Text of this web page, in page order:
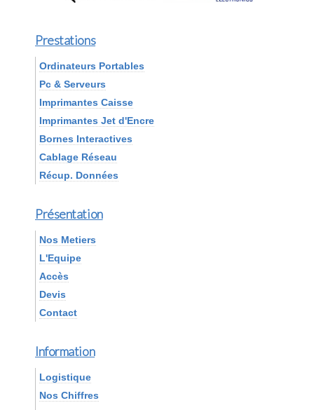
Prestations
Ordinateurs Portables
Pc & Serveurs
Imprimantes Caisse
Imprimantes Jet d'Encre
Bornes Interactives
Cablage Réseau
Récup. Données
Présentation
Nos Metiers
L'Equipe
Accès
Devis
Contact
Information
Logistique
Nos Chiffres